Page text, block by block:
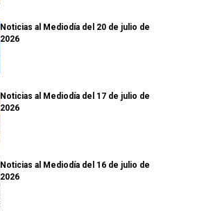
Noticias al Mediodía del 20 de julio de
2026
Noticias al Mediodía del 17 de julio de
2026
Noticias al Mediodía del 16 de julio de
2026